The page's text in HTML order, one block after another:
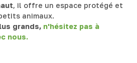
, il offre un espace protégé et
animaux.
grands, n'hésitez pas à
nous.